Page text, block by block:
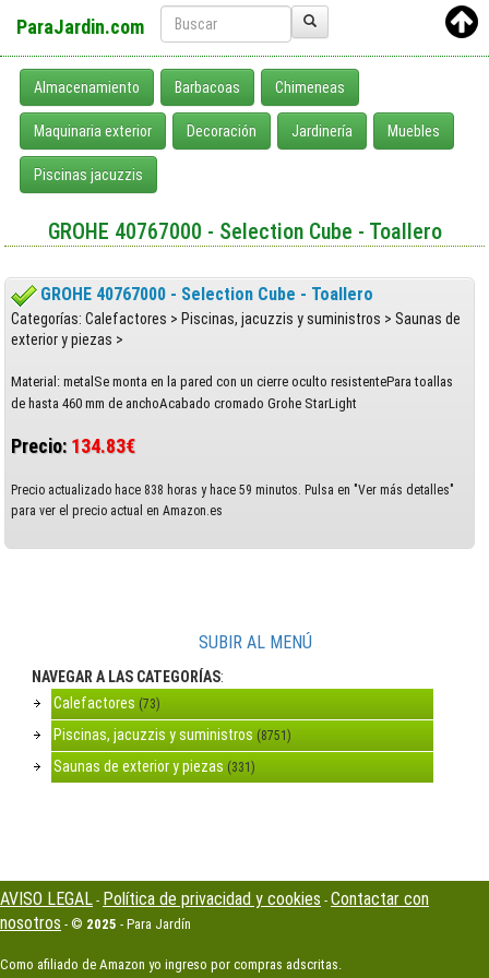
ParaJardin.com
Almacenamiento Barbacoas Chimeneas
Maquinaria exterior Decoración Jardinería Muebles
Piscinas jacuzzis
GROHE 40767000 - Selection Cube - Toallero
GROHE 40767000 - Selection Cube - Toallero
Categorías: Calefactores > Piscinas, jacuzzis y suministros > Saunas de
exterior y piezas >
Material: metalSe monta en la pared con un cierre oculto resistentePara toallas
de hasta 460 mm de anchoAcabado cromado Grohe StarLight
Precio: 134.83€
Precio actualizado hace 838 horas y hace 59 minutos. Pulsa en "Ver más detalles"
para ver el precio actual en Amazon.es
SUBIR AL MENÚ
NAVEGAR A LAS CATEGORÍAS:
Calefactores (73)
Piscinas, jacuzzis y suministros (8751)
Saunas de exterior y piezas (331)
AVISO LEGAL - Política de privacidad y cookies - Contactar con
nosotros - © 2025 - Para Jardín
Como afiliado de Amazon yo ingreso por compras adscritas.